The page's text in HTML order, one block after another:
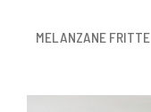
MELANZANE FRITTE